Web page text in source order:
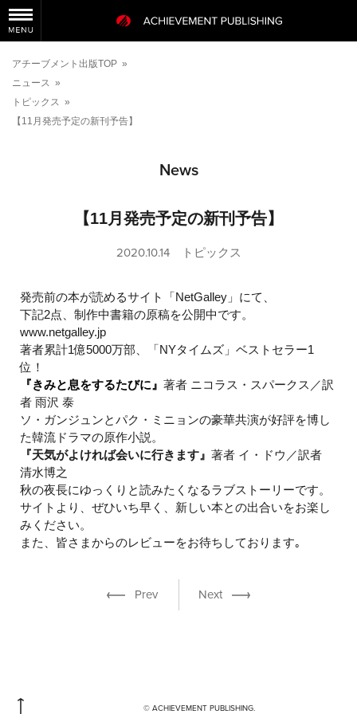
アチーブメント出版TOP »
ニュース »
トピックス »
【11月発売予定の新刊予告】
News
【11月発売予定の新刊予告】
2020.10.14 トピックス
発売前の本が読めるサイト「NetGalley」にて、
下記2点、制作中書籍の原稿を公開中です。
www.netgalley.jp
著者累計1億5000万部、「NYタイムズ」ベストセラー1
位！
『きみと息をするたびに』著者 ニコラス・スパークス／訳
者 雨沢 泰
ソ・ガンジュンとパク・ミニョンの豪華共演が好評を博し
た韓流ドラマの原作小説。
『天気がよければ会いに行きます』著者 イ・ドウ／訳者
清水博之
秋の夜長にゆっくりと読みたくなるラブストーリーです。
サイトより、ぜひいち早く、新しい本との出合いをお楽し
みください。
また、皆さまからのレビューをお待ちしております｡
Prev Next
© ACHIEVEMENT PUBLISHING.